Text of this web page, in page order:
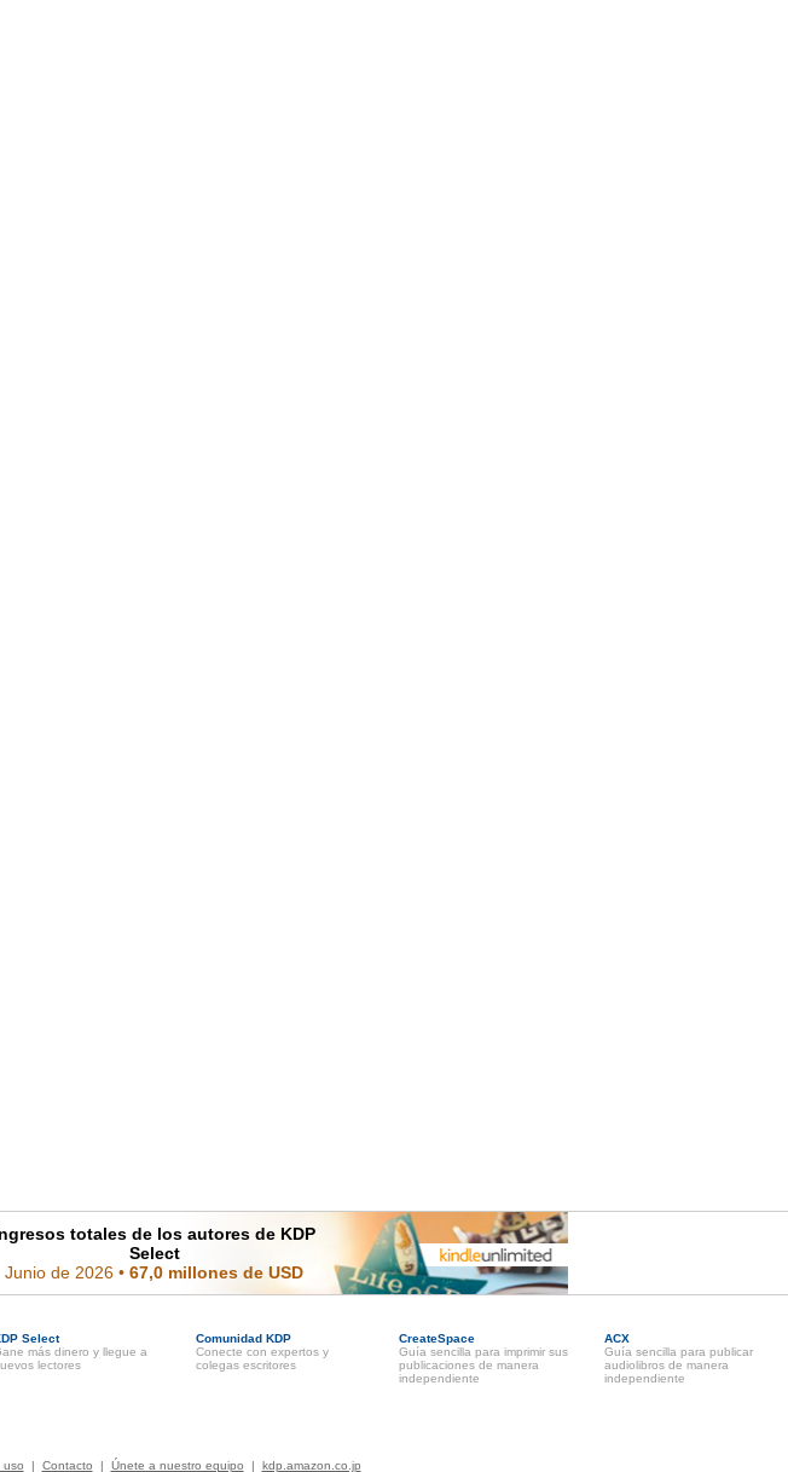
totales de los autores de KDP
Select
Junio de 2026 •67,0 millones de USD
Select
más dinero y llegue a
lectores
Comunidad KDP
Conecte con expertos y
colegas escritores
CreateSpace
Guía sencilla para imprimir sus
publicaciones de manera
independiente
ACX
Guía sencilla para publicar
audiolibros de manera
independiente
uso | Contacto | Únete a nuestro equipo | kdp.amazon.co.jp